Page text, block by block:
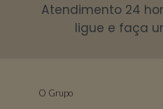
Atendimento 24
ligue e faça
O Grupo